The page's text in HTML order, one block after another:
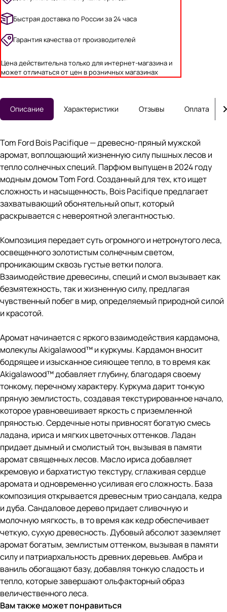
Быстрая доставка по России за 24 часа
Гарантия качества от производителей
Цена действительна только для интернет-магазина и
может отличаться от цен в розничных магазинах
Описание Характеристики Отзывы Оплата
Tom Ford Bois Pacifique — древесно-пряный мужской
аромат, воплощающий жизненную силу пышных лесов и
тепло солнечных специй. Парфюм выпущен в 2024 году
модным домом Tom Ford. Созданный для тех, кто ищет
сложность и насыщенность, Bois Pacifique предлагает
захватывающий обонятельный опыт, который
раскрывается с невероятной элегантностью.
Композиция передает суть огромного и нетронутого леса,
освещенного золотистым солнечным светом,
проникающим сквозь густые ветки полога.
Взаимодействие древесины, специй и смол вызывает как
безмятежность, так и жизненную силу, предлагая
чувственный побег в мир, определяемый природной силой
и красотой.
Аромат начинается с яркого взаимодействия кардамона,
молекулы Akigalawood™ и куркумы. Кардамон вносит
бодрящее и изысканное сияющее тепло, в то время как
Akigalawood™ добавляет глубину, благодаря своему
тонкому, перечному характеру. Куркума дарит тонкую
пряную землистость, создавая текстурированное начало,
которое уравновешивает яркость с приземленной
пряностью. Сердечные ноты привносят богатую смесь
ладана, ириса и мягких цветочных оттенков. Ладан
придает дымный и смолистый тон, вызывая в памяти
аромат священных лесов. Масло ириса добавляет
кремовую и бархатистую текстуру, сглаживая сердце
аромата и одновременно усиливая его сложность. База
композиция открывается древесным трио сандала, кедра
и дуба. Сандаловое дерево придает сливочную и
молочную мягкость, в то время как кедр обеспечивает
четкую, сухую древесность. Дубовый абсолют заземляет
аромат богатым, землистым оттенком, вызывая в памяти
силу и патриархальность древних деревьев. Амбра и
ваниль обогащают базу, добавляя тонкую сладость и
тепло, которые завершают ольфакторный образ
величественного леса.
Вам также может понравиться